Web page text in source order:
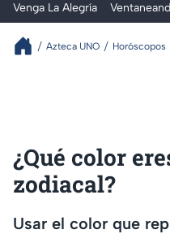
Venga La Alegría
Azteca UNO Horóscopos
¿Qué color
zodiacal?
Usar el color que